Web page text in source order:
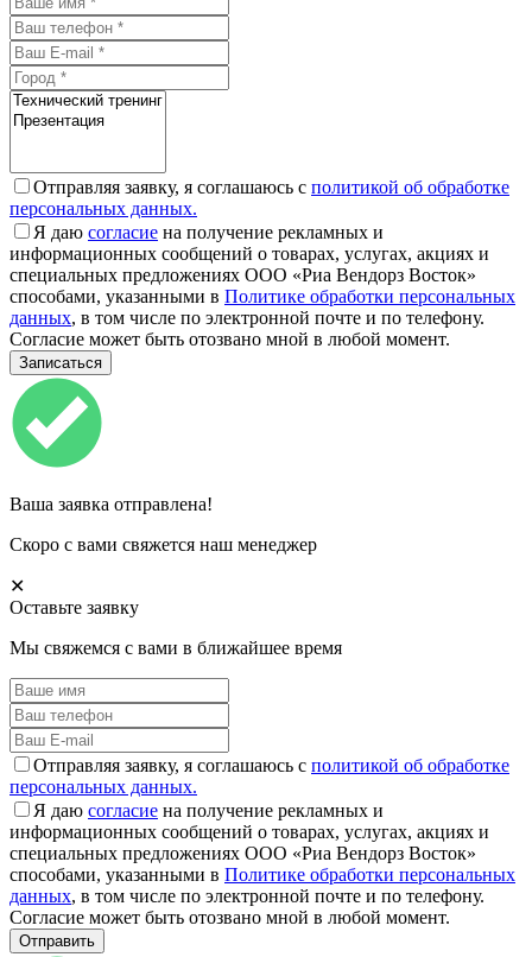
Отправляя заявку, я соглашаюсь с политикой об обработке
персональных данных.
Я даю согласие на получение рекламных и
информационных сообщений о товарах, услугах, акциях и
специальных предложениях ООО «Риа Вендорз Восток»
способами, указанными в Политике обработки персональных
данных, в том числе по электронной почте и по телефону.
Согласие может быть отозвано мной в любой момент.
Ваша заявка отправлена!
Скоро с вами свяжется наш менеджер
✕
Оставьте заявку
Мы свяжемся с вами в ближайшее время
Отправляя заявку, я соглашаюсь с политикой об обработке
персональных данных.
Я даю согласие на получение рекламных и
информационных сообщений о товарах, услугах, акциях и
специальных предложениях ООО «Риа Вендорз Восток»
способами, указанными в Политике обработки персональных
данных, в том числе по электронной почте и по телефону.
Согласие может быть отозвано мной в любой момент.